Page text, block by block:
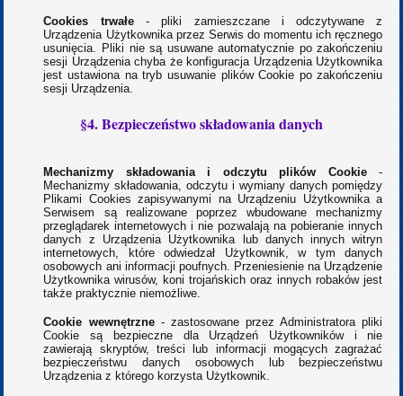
Cookies trwałe- pliki zamieszczane i odczytywane z
Urządzenia Użytkownika przez Serwisdo momentu ich ręcznego
usunięcia. Pliki nie są usuwane automatycznie po zakończeniu
sesji Urządzenia chyba że konfiguracja Urządzenia Użytkownika
jest ustawiona na tryb usuwanie plików Cookie po zakończeniu
sesji Urządzenia.
§4. Bezpieczeństwo składowania danych
Mechanizmy składowania i odczytu plików Cookie-
Mechanizmy składowania, odczytu i wymiany danych pomiędzy
Plikami Cookies zapisywanymi na Urządzeniu Użytkownika a
Serwisem są realizowane poprzez wbudowane mechanizmy
przeglądarek internetowych i nie pozwalają na pobieranie innych
danych z Urządzenia Użytkownika lub danych innych witryn
internetowych, które odwiedzał Użytkownik, w tym danych
osobowych ani informacji poufnych. Przeniesienie na Urządzenie
Użytkownika wirusów, koni trojańskich oraz innych robaków jest
także praktycznie niemożliwe.
Cookie wewnętrzne- zastosowane przez Administratora pliki
Cookie są bezpieczne dla Urządzeń Użytkowników i nie
zawierają skryptów, treści lub informacji mogących zagrażać
bezpieczeństwu danych osobowych lub bezpieczeństwu
Urządzenia z którego korzysta Użytkownik.